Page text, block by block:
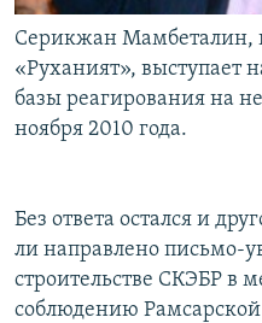
Серикжан Мамбеталин,
«Руханият», выступает
базы реагирования на
ноября 2010 года.
Без ответа остался и
ли направлено письмо-
строительстве СКЭБР в
соблюдению